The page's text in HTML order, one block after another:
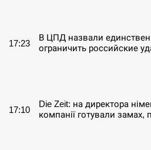
17:23
В ЦПД назвали
ограничить российские
17:10
Die Zeit: на директора
компанії готували